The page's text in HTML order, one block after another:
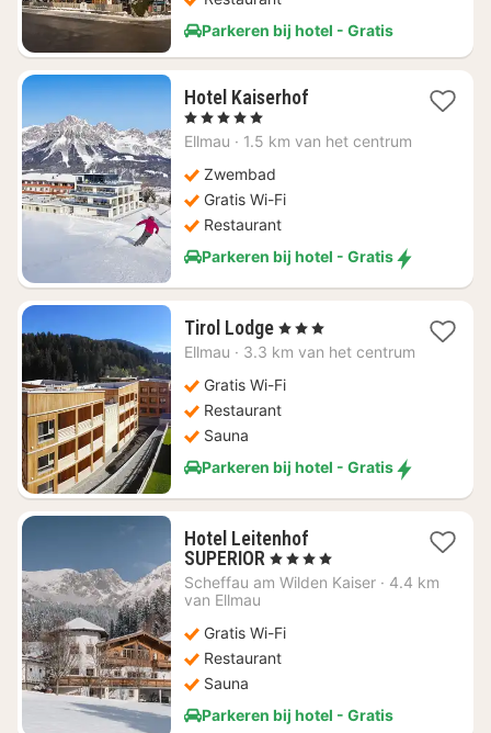
Parkeren bij hotel - Gratis
Hotel Kaiserhof1
vanaf
, 5 Sterren
Ellmau · 1.5 km van het centrum
Zwembad
Gratis Wi-Fi
Restaurant
Parkeren bij hotel - Gratis
Tirol Lodge1
nacht
€
121,82
, 3 Sterren
Ellmau · 3.3 km van het centrum
Gratis Wi-Fi
Restaurant
Sauna
Parkeren bij hotel - Gratis
Hotel Leitenhof
SUPERIOR 1
nacht
280,97
, 4 Sterren
Scheffau am Wilden Kaiser · 4.4 km
van Ellmau
Gratis Wi-Fi
Restaurant
Sauna
Parkeren bij hotel - Gratis